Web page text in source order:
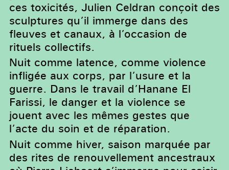
ces toxicités, Julien Celdran conçoit des
sculptures qu’il immerge dans des
fleuves et canaux, à l’occasion de
rituels collectifs.
Nuit comme latence, comme violence
infligée aux corps, par l’usure et la
guerre. Dans le travail d’Hanane El
Farissi, le danger et la violence se
jouent avec les mêmes gestes que
l’acte du soin et de réparation.
Nuit comme hiver, saison marquée par
des rites de renouvellement ancestraux